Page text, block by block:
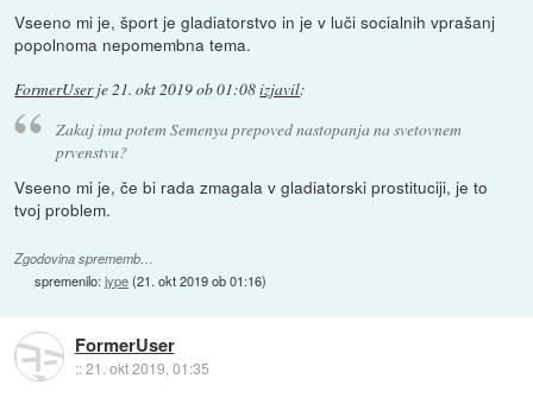
Vseeno mi je, šport je gladiatorstvo in je v luči socialnih vprašanj
popolnoma nepomembna tema.
FormerUserje21. okt 2019 ob 01:08izjavil:
Zakaj ima potem Semenya prepoved nastopanja na svetovnem
prvenstvu?
Vseeno mi je, če bi rada zmagala v gladiatorski prostituciji, je to
tvoj problem.
Zgodovina sprememb…
spremenilo:jype(21. okt 2019 ob 01:16)
FormerUser
::21. okt 2019, 01:35